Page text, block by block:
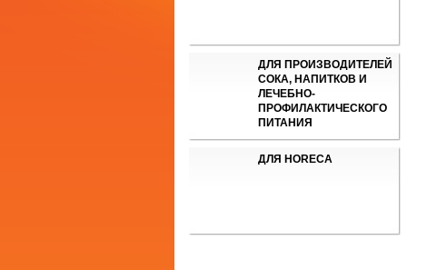
ДЛЯ ПРОИЗВОДИТЕЛЕЙ
СОКА, НАПИТКОВ И
ЛЕЧЕБНО-
ПРОФИЛАКТИЧЕСКОГО
ПИТАНИЯ
ДЛЯ HORECA